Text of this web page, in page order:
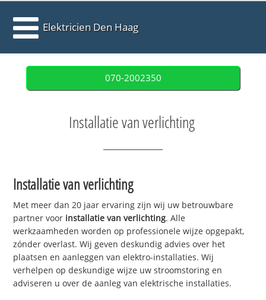
Elektricien Den Haag
070-2002350
Installatie van verlichting
Installatie van verlichting
Met meer dan 20 jaar ervaring zijn wij uw betrouwbare
partner voor installatie van verlichting. Alle
werkzaamheden worden op professionele wijze opgepakt,
zónder overlast. Wij geven deskundig advies over het
plaatsen en aanleggen van elektro-installaties. Wij
verhelpen op deskundige wijze uw stroomstoring en
adviseren u over de aanleg van elektrische installaties.